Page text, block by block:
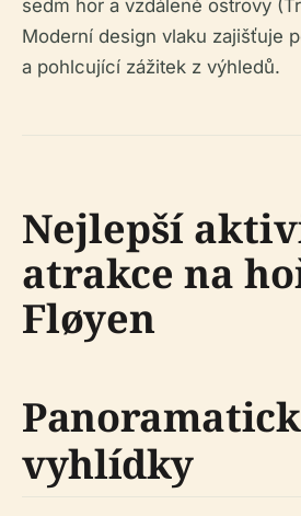
sedm hor a vzdálené ostrovy
Moderní design vlaku zajišťuje
a pohlcující zážitek z výhledů.
Nejlepší
atrakce na
Fløyen
vyhlídky